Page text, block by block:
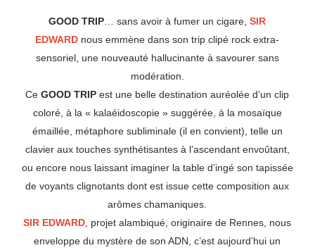
GOOD TRIP … sans avoir à fumer un cigare, SIR
EDWARD nous emmène dans son trip clipé rock extra-
sensoriel, une nouveauté hallucinante à savourer sans
modération.
CeGOOD TRIP est une belle destination auréolée d’un clip
coloré, à la « kalaéidoscopie » suggérée, à la mosaïque
émaillée, métaphore subliminale (il en convient), telle un
clavier aux touches synthétisantes à l’ascendant envoûtant,
ou encore nous laissant imaginer la table d’ingé son tapissée
de voyants clignotants dont est issue cette composition aux
arômes chamaniques.
SIR EDWARD , projet alambiqué, originaire de Rennes, nous
enveloppe du mystère de son ADN, c’est aujourd’hui un